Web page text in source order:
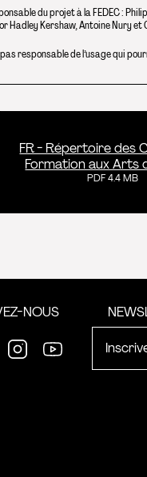
du projet à la FEDEC :
Kershaw, Antoine Nury et
responsable de l’usage qui
FR - Répertoire des
Formation aux Arts
PDF 4.4 MB
NOUS
Youtube